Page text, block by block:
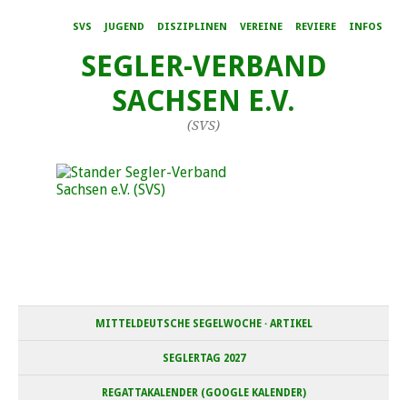
SVS JUGEND DISZIPLINEN VEREINE REVIERE INFOS
SEGLER-VERBAND
SACHSEN E.V.
(SVS)
MITTELDEUTSCHE SEGELWOCHE · ARTIKEL
SEGLERTAG 2027
REGATTAKALENDER (GOOGLE KALENDER)